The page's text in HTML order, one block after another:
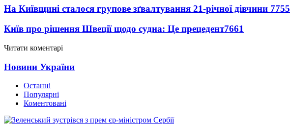
На Київщині сталося групове зґвалтування 21-річної дівчини 7755
Київ про рішення Швеції щодо судна: Це прецедент7661
Читати коментарі
Новини України
Останні
Популярні
Коментовані